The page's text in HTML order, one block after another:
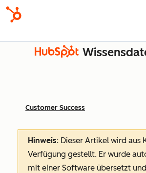
Customer Success
Hinweis: Dieser Artikel wird aus
Verfügung gestellt. Er wurde
mit einer Software übersetzt